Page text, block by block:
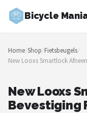
Bicycle
Zoeken
NAVIGATIE
Merken
Home/Shop/Fietsbeugels/
New Looxs Smartlock
New Looxs
Bevestiging